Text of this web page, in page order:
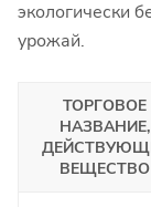
экологически
урожай.
ТОРГОВОЕ
НАЗВАНИЕ,
ВЕЩЕСТВО